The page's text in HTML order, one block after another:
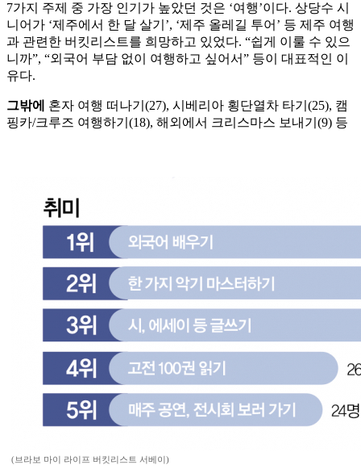
7가지 주제 중 가장 인기가 높았던 것은 ‘여행’이다. 상당수 시
니어가 ‘제주에서 한 달 살기’, ‘제주 올레길 투어’ 등 제주 여행
과 관련한 버킷리스트를 희망하고 있었다. “쉽게 이룰 수 있으
니까”, “외국어 부담 없이 여행하고 싶어서” 등이 대표적인 이
유다.
그밖에
혼자 여행 떠나기(27), 시베리아 횡단열차 타기(25), 캠
핑카/크루즈 여행하기(18), 해외에서 크리스마스 보내기(9) 등
(브라보 마이 라이프 버킷리스트 서베이)